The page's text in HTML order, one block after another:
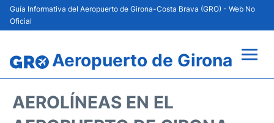
Guía Informativa del Aeropuerto de Girona-Costa Brava (GRO) - Web No
Oficial
Aeropuerto de Girona
Terminal
AEROLÍNEAS EN EL